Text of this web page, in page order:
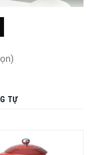
có độ bền và khả
TỰ